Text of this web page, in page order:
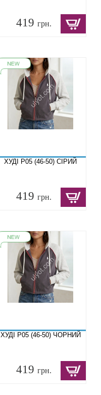
419грн.
ХУДІ P05 (46-50) СІРИЙ
419грн.
ХУДІ P05 (46-50) ЧОРНИЙ
419грн.